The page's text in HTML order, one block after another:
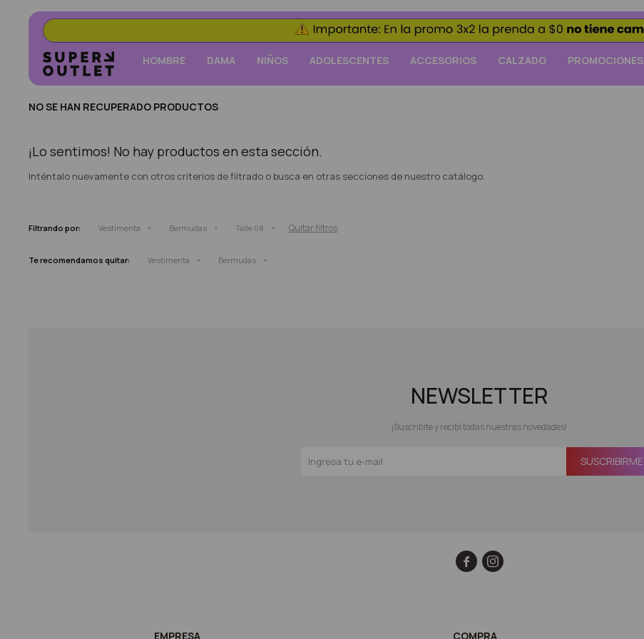
HOMBRE DAMA NIÑOS ADOLESCENTES ACCESORIOS CALZADO PROMOCIONES
NO SE HAN RECUPERADO PRODUCTOS
¡Lo sentimos! No hay productos en esta sección.
Inténtalo nuevamente con otros criterios de filtrado o busca en otras secciones de nuestro catálogo.
Filtrando por: Vestimenta Bermudas Talle 08 Quitar filtros
Te recomendamos quitar: Vestimenta Bermudas
EMPRESA COMPRA
NEWSLETTER
¡Suscribite y recibí todas nuestras novedades!
SUSCRIBIRME
 